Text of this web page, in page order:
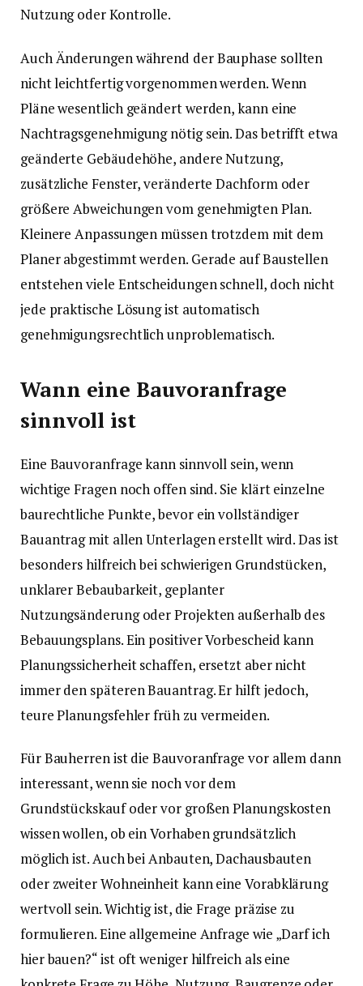
Nutzung oder Kontrolle.
Auch Änderungen während der Bauphase sollten
nicht leichtfertig vorgenommen werden. Wenn
Pläne wesentlich geändert werden, kann eine
Nachtragsgenehmigung nötig sein. Das betrifft etwa
geänderte Gebäudehöhe, andere Nutzung,
zusätzliche Fenster, veränderte Dachform oder
größere Abweichungen vom genehmigten Plan.
Kleinere Anpassungen müssen trotzdem mit dem
Planer abgestimmt werden. Gerade auf Baustellen
entstehen viele Entscheidungen schnell, doch nicht
jede praktische Lösung ist automatisch
genehmigungsrechtlich unproblematisch.
Wann eine Bauvoranfrage
sinnvoll ist
Eine Bauvoranfrage kann sinnvoll sein, wenn
wichtige Fragen noch offen sind. Sie klärt einzelne
baurechtliche Punkte, bevor ein vollständiger
Bauantrag mit allen Unterlagen erstellt wird. Das ist
besonders hilfreich bei schwierigen Grundstücken,
unklarer Bebaubarkeit, geplanter
Nutzungsänderung oder Projekten außerhalb des
Bebauungsplans. Ein positiver Vorbescheid kann
Planungssicherheit schaffen, ersetzt aber nicht
immer den späteren Bauantrag. Er hilft jedoch,
teure Planungsfehler früh zu vermeiden.
Für Bauherren ist die Bauvoranfrage vor allem dann
interessant, wenn sie noch vor dem
Grundstückskauf oder vor großen Planungskosten
wissen wollen, ob ein Vorhaben grundsätzlich
möglich ist. Auch bei Anbauten, Dachausbauten
oder zweiter Wohneinheit kann eine Vorabklärung
wertvoll sein. Wichtig ist, die Frage präzise zu
formulieren. Eine allgemeine Anfrage wie „Darf ich
hier bauen?“ ist oft weniger hilfreich als eine